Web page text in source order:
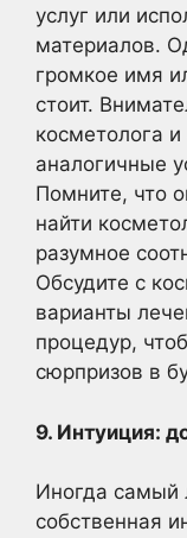
услуг или
материалов.
громкое имя
стоит.
косметолога
аналогичные
Помните, что
найти
разумное
Обсудите с
варианты
процедур,
сюрпризов в
9. Интуиция:
Иногда самый
собственная